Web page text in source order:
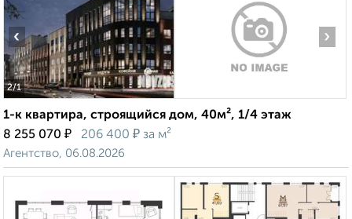
2/1
‹ ›
1-к квартира, строящийся дом, 40м², 1/4 этаж
8 255 070 ₽ 206 400 ₽ за м²
Агентство, 06.08.2026